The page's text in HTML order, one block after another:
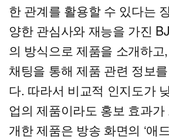
한 관계를 활용할 수 있다는
양한 관심사와 재능을 가진
의 방식으로 제품을 소개하
채팅을 통해 제품 관련 정보
다. 따라서 비교적 인지도가
업의 제품이라도 홍보 효과
개한 제품은 방송 화면의 ‘애